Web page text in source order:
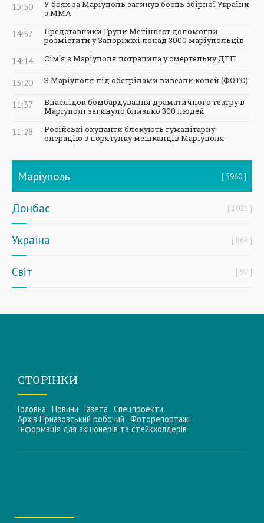
15:50
У боях за Маріуполь загинув боєць збірної України
з ММА
14:57
Представники Групи Метінвест допомогли
розмістити у Запоріжжі понад 3000 маріупольців
14:14 Сім'я з Маріуполя потрапила у смертельну ДТП
13:20 З Маріуполя під обстрілами вивезли коней (ФОТО)
11:37
Внаслідок бомбардування драматичного театру в
Маріуполі загинуло близько 300 людей
11:28
Російські окупанти блокують гуманітарну
операцію з порятунку мешканців Маріуполя
Маріуполь 5960
Донбас 1031
Україна 864
Світ 97
СТОРІНКИ
Головна Новини Газета Спецпроекти
Архів Приазовський робочий Фоторепортажі
Інформацiя для акцiонерiв та стейкхолдерiв